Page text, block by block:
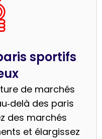
sportifs
de marchés
des paris
des marchés
et élargissez